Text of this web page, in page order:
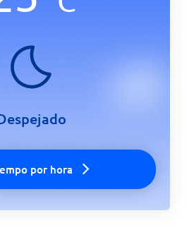
por hora